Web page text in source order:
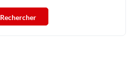
Rechercher